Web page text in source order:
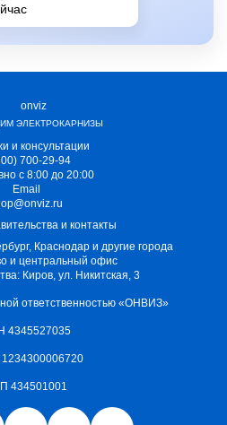
ЭЛЕКТРОКАРНИЗЫ
и консультации
700-29-94
с 8:00 до 20:00
Email
и контакты
Краснодар и другие города
и центральный офис
Киров, ул. Никитская, 3
ответственностью «ОНВИЗ»
4345527035
434501001